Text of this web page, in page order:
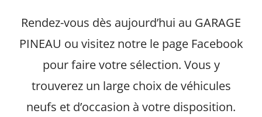
Rendez-vous dès aujourd’hui au GARAGE
PINEAU ou visitez notre le page Facebook
pour faire votre sélection. Vous y
trouverez un large choix de véhicules
neufs et d’occasion à votre disposition.